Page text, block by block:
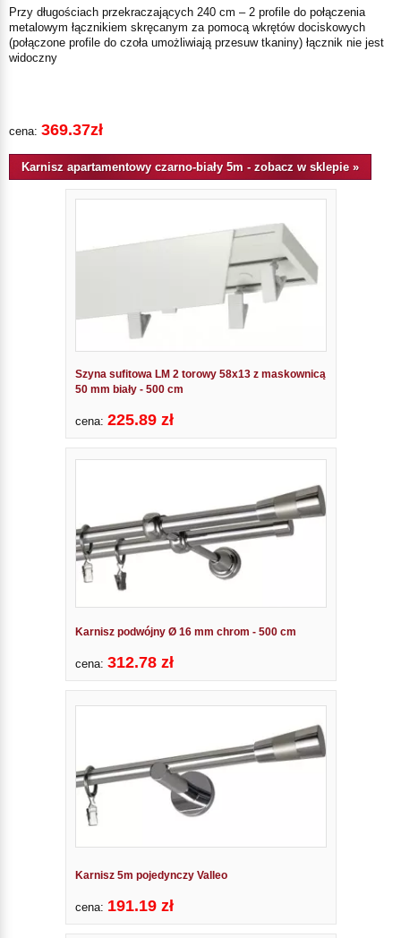
Przy długościach przekraczających 240 cm – 2 profile do połączenia
metalowym łącznikiem skręcanym za pomocą wkrętów dociskowych
(połączone profile do czoła umożliwiają przesuw tkaniny) łącznik nie jest
widoczny
cena: 369.37zł
Karnisz apartamentowy czarno-biały 5m - zobacz w sklepie »
Szyna sufitowa LM 2 torowy 58x13 z maskownicą
50 mm biały - 500 cm
cena: 225.89 zł
Karnisz podwójny Ø 16 mm chrom - 500 cm
cena: 312.78 zł
Karnisz 5m pojedynczy Valleo
cena: 191.19 zł